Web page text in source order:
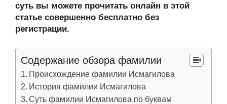
суть вы можете прочитать онлайн в этой
статье совершенно бесплатно без
регистрации.
Содержание обзора фамилии
Происхождение фамилии Исмагилова
История фамилии Исмагилова
Суть фамилии Исмагилова по буквам